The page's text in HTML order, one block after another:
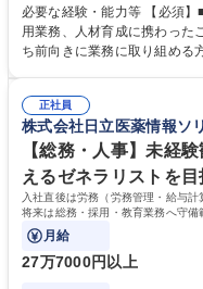
務全般を担当していただきます。 【主な業務内容】 ■採用関係業
人材育成(社員研修)業務の推
投資計画等の策定 ■社内の重
務人事】経験者歓迎！/阪急阪
必要な経験・能力等 【必須
用業務、人材育成に携わったことのある方 【求める
ち前向きに業務に取り組める
囲のメンバーと協調しつつ主
歴・資格 学歴：大学院 大学
正社員
株式会社日立医薬情報ソ
【総務・人事】未経
えるゼネラリストを
入社直後は労務（労務管理・給与
将来は総務・採用・教育業務へ守備
ます。
月給
27万7000円以上